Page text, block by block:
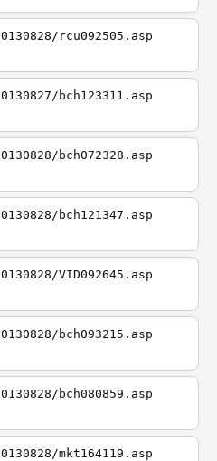
rcu092505.asp
bch123311.asp
bch072328.asp
bch121347.asp
VID092645.asp
bch093215.asp
bch080859.asp
mkt164119.asp